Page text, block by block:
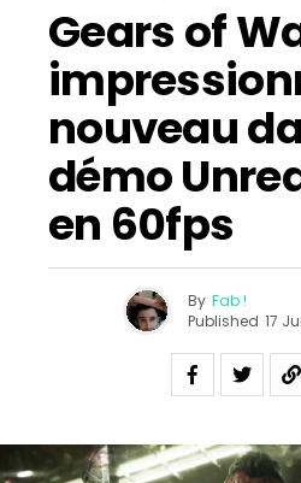
Gears of
nouveau
démo
en 60fps
By Fab !
Published 17